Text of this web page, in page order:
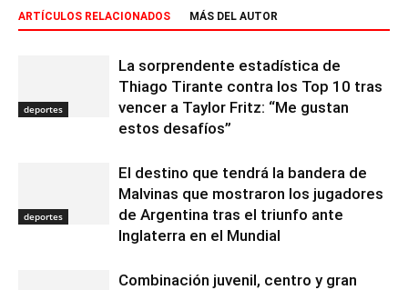
ARTÍCULOS RELACIONADOS MÁS DEL AUTOR
deportes
La sorprendente estadística de
Thiago Tirante contra los Top 10 tras
vencer a Taylor Fritz: “Me gustan
estos desafíos”
deportes
El destino que tendrá la bandera de
Malvinas que mostraron los jugadores
de Argentina tras el triunfo ante
Inglaterra en el Mundial
Combinación juvenil, centro y gran